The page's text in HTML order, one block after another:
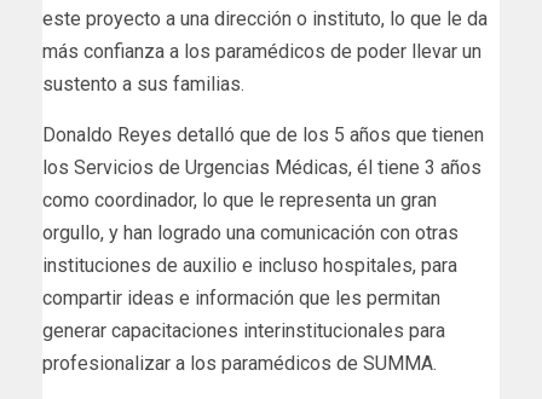
este proyecto a una dirección o instituto, lo que le da
más confianza a los paramédicos de poder llevar un
sustento a sus familias.
Donaldo Reyes detalló que de los 5 años que tienen
los Servicios de Urgencias Médicas, él tiene 3 años
como coordinador, lo que le representa un gran
orgullo, y han logrado una comunicación con otras
instituciones de auxilio e incluso hospitales, para
compartir ideas e información que les permitan
generar capacitaciones interinstitucionales para
profesionalizar a los paramédicos de SUMMA.